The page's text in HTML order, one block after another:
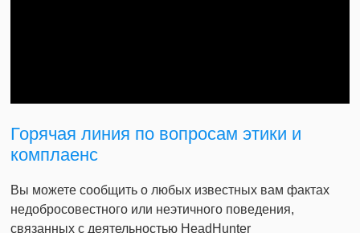
Горячая линия по вопросам этики и
комплаенс
Вы можете сообщить о любых известных вам фактах
недобросовестного или неэтичного поведения,
связанных с деятельностью HeadHunter